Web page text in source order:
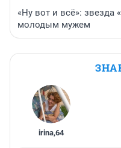
«Ну вот и всё»: звезда
молодым мужем
irina,64